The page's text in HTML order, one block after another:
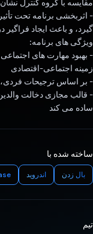
مقایسه با گروه کنترل نشان
- اثربخشی برنامه تحت
گیرد، و باعث ایجاد
ویژگی های برنامه:
- بهبود مهارت های
زمینه اجتماعی-اقتصادی
- بر اساس ترجیحات
- قالب مجازی دخالت
ساده می کند
ساخته شده با
بال زدن اندروید
تیم